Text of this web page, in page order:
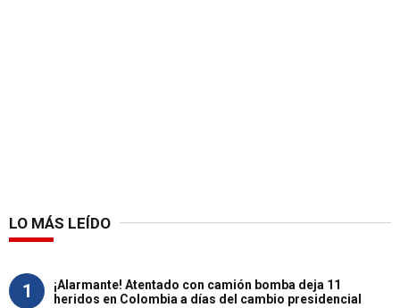
LO MÁS LEÍDO
1
¡Alarmante! Atentado con camión bomba deja 11
heridos en Colombia a días del cambio presidencial